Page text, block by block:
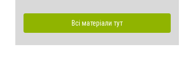
Всі матеріали тут